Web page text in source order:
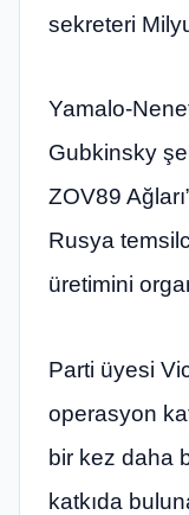
sekreteri
Yamalo-
Gubkinsky
ZOV89
Rusya
üretimini
Parti üyesi
operasyon
bir kez daha
katkıda